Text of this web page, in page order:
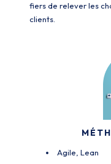
fiers de relever les
clients.
Agile, Lean